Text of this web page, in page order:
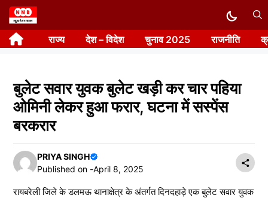
Skip
to
content राज्य देश – विदेश चुनाव 2025 राजनीति
बुलेट सवार युवक बुलेट खड़ी कर चार पहिया
ओमिनी लेकर हुआ फरार, घटना में सस्पेंस
बरकरार
PRIYA SINGH
Published on -April 8, 2025
रायबरेली जिले के डलमऊ थानाक्षेत्र के अंतर्गत दिनदहाड़े एक बुलेट सवार युवक